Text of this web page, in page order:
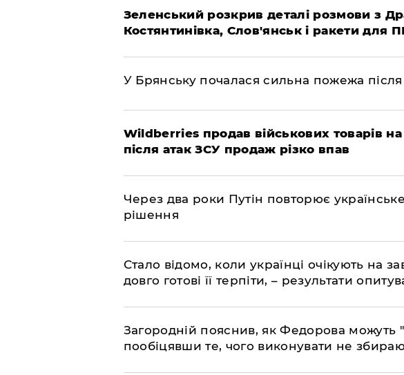
Зеленський розкрив деталі розмови з
Костянтинівка, Слов'янськ і ракети для
У Брянську почалася сильна пожежа
Wildberries продав військових товарів
після атак ЗСУ продаж різко впав
Через два роки Путін повторює українське
рішення
Стало відомо, коли українці очікують на
довго готові її терпіти, – результати
Загородній пояснив, як Федорова можуть
пообіцявши те, чого виконувати не